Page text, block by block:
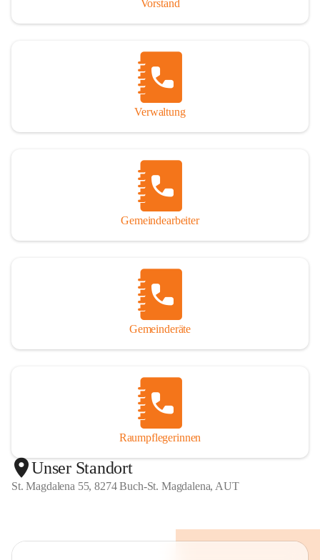
Vorstand
Verwaltung
Gemeindearbeiter
Gemeinderäte
Raumpflegerinnen
Unser Standort
St. Magdalena 55, 8274 Buch-St. Magdalena, AUT